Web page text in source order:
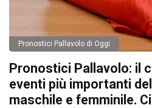
Pronostici Pallavolo di Oggi
Pronostici Pallavolo: il
eventi più importanti
maschile e femminile.